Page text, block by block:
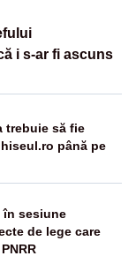
i s-ar fi ascuns
trebuie să fie
până pe
în sesiune
de lege care